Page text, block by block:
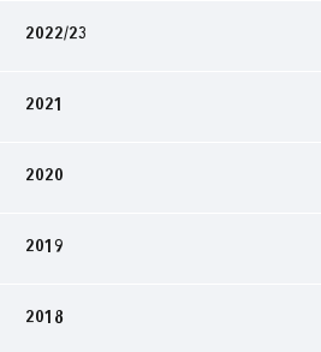
2022/23
2021
2020
2019
2018